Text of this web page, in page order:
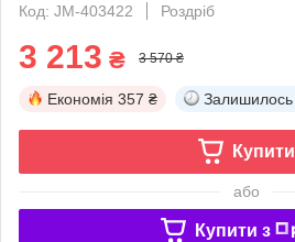
Код: JM-403422
Роздріб
3 213 ₴ 3 570 ₴
Економія 357 ₴ Залишилось
Купити
або
Купити з